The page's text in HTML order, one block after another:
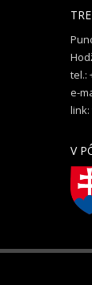
tel.:
e-
link:
V